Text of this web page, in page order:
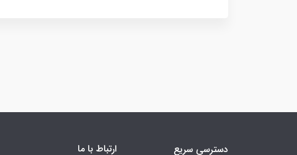
دسترسی سریع ارتباط با ما